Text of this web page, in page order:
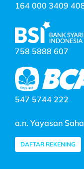
164 000 3409
758 5888 607
547 5744 222
a.n. Yayasan
DAFTAR REKENING